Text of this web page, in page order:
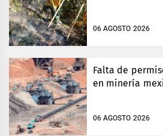
06 AGOSTO 2026
Falta de
en minería
06 AGOSTO 2026